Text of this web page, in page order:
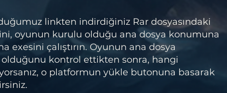
linkten indirdiğiniz Rar dosyasındaki
oyunun kurulu olduğu ana dosya konumuna
exesini çalıştırın. Oyunun ana dosya
kontrol ettikten sonra, hangi
o platformun yükle butonuna basarak